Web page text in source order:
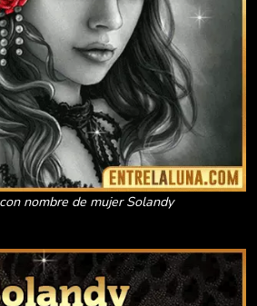
nombre de mujer Solandy